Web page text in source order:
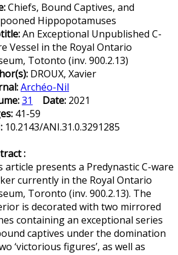
Chiefs, Bound Captives, and
Hippopotamuses
An Exceptional Unpublished C-
Vessel in the Royal Ontario
Totonto (inv. 900.2.13)
DROUX, Xavier
Archéo-Nil
31 Date: 2021
41-59
10.2143/ANI.31.0.3291285
:
article presents a Predynastic C-ware
currently in the Royal Ontario
Toronto (inv. 900.2.13). The
is decorated with two mirrored
containing an exceptional series
captives under the domination
‘victorious figures’, as well as